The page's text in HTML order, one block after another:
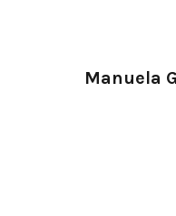
Manuela